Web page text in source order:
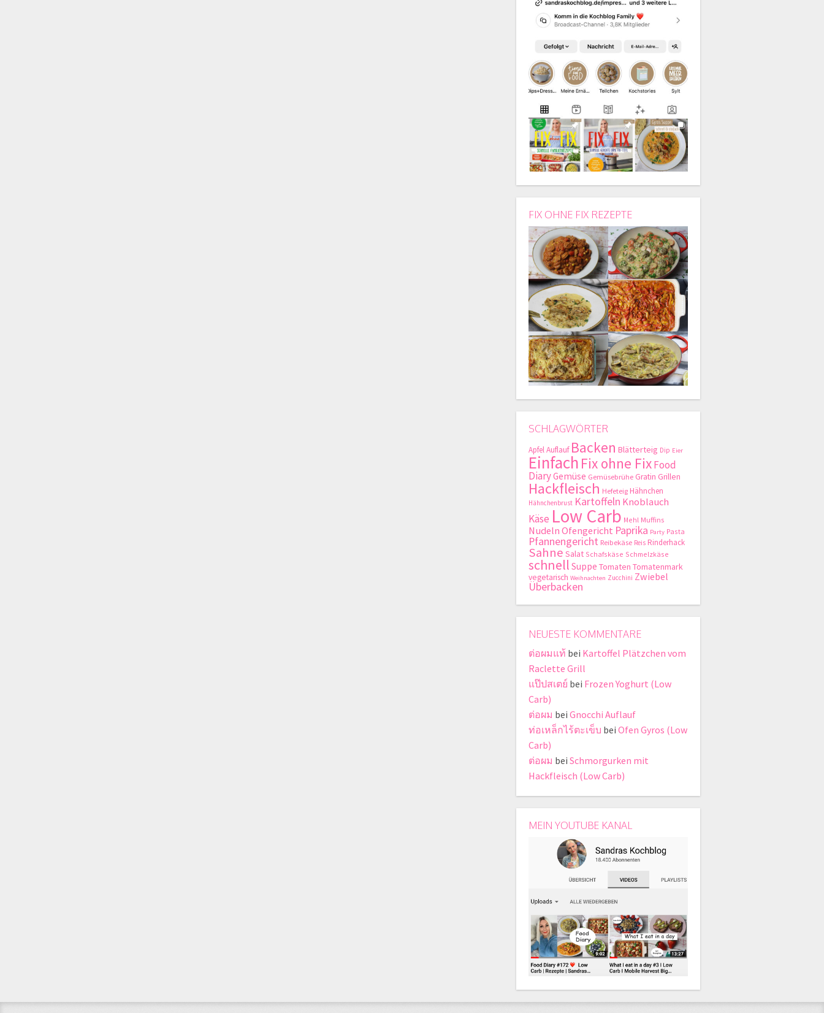
FIX OHNE FIX REZEPTE
SCHLAGWÖRTER
ApfelAuflauf Backen Blätterteig Dip Eier
Einfach Fix ohne FixFood
DiaryGemüse Gemüsebrühe Gratin Grillen
Hackfleisch Hefeteig Hähnchen
Hähnchenbrust Kartoffeln Knoblauch
Käse Low Carb Mehl Muffins
NudelnOfengericht Paprika Party Pasta
Pfannengericht Reibekäse Reis Rinderhack
Sahne Salat Schafskäse Schmelzkäse
schnell Suppe Tomaten Tomatenmark
vegetarisch Weihnachten Zucchini Zwiebel
Überbacken
NEUESTE KOMMENTARE
ต่อผมแท้ bei Kartoffel Plätzchen vom
Raclette Grill
แป๊ปสเตย์ bei Frozen Yoghurt (Low
Carb)
ต่อผม bei Gnocchi Auflauf
ท่อเหล็กไร้ตะเข็บ bei Ofen Gyros (Low
Carb)
ต่อผม bei Schmorgurken mit
Hackfleisch (Low Carb)
MEIN YOUTUBE KANAL